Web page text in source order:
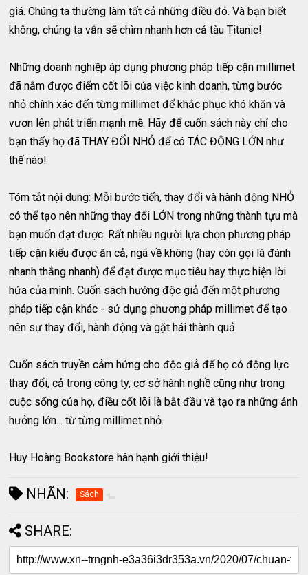
giá. Chúng ta thường làm tất cả những điều đó. Và bạn biết
không, chúng ta vẫn sẽ chìm nhanh hơn cả tàu Titanic!
Những doanh nghiệp áp dụng phương pháp tiếp cận millimet
đã nắm được điểm cốt lõi của việc kinh doanh, từng bước
nhỏ chính xác đến từng millimet để khắc phục khó khăn và
vươn lên phát triển mạnh mẽ. Hãy để cuốn sách này chỉ cho
bạn thấy họ đã THAY ĐỔI NHỎ để có TÁC ĐỘNG LỚN như
thế nào!
Tóm tắt nội dung: Mỗi bước tiến, thay đổi và hành động NHỎ
có thể tạo nên những thay đổi LỚN trong những thành tựu mà
bạn muốn đạt được. Rất nhiều người lựa chọn phương pháp
tiếp cận kiểu được ăn cả, ngã về không (hay còn gọi là đánh
nhanh thắng nhanh) để đạt được mục tiêu hay thực hiện lời
hứa của mình. Cuốn sách hướng độc giả đến một phương
pháp tiếp cận khác - sử dụng phương pháp millimet để tạo
nên sự thay đổi, hành động và gặt hái thành quả.
Cuốn sách truyền cảm hứng cho độc giả để họ có động lực
thay đổi, cả trong công ty, cơ sở hành nghề cũng như trong
cuộc sống của họ, điều cốt lõi là bắt đầu và tạo ra những ảnh
hưởng lớn... từ từng millimet nhỏ.
Huy Hoàng Bookstore hân hạnh giới thiệu!
NHÃN: Sách
SHARE: